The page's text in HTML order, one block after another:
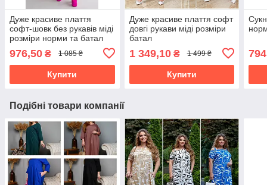
Дуже красиве плаття
софт-шовк без рукавів міді
розміри норми та батал
976,50 ₴ 1 085 ₴
Купити
Дуже красиве плаття софт
довгі рукави міді розміри
батал
1 349,10₴ 1 499 ₴
Купити
Подібні товари компанії